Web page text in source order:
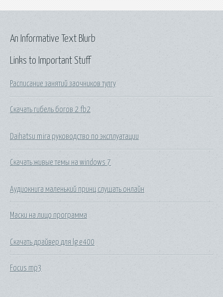
Links to Important Stuff
Расписание занятий заочников тулгу
Скачать гибель богов 2 fb2
Daihatsu mira руководство по эксплуатации
Скачать живые темы на windows 7
Аудиокнига маленький принц слушать онлайн
Маски на лицо программа
Скачать драйвер для lg e400
Focus mp3
An Informative Text Blurb